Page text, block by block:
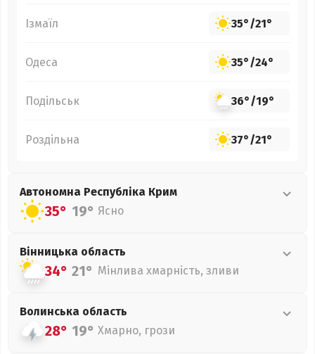
Ізмаїл 35°/21°
Одеса 35°/24°
Подільськ 36°/19°
Роздільна 37°/21°
Автономна Республіка Крим
35° 19° Ясно
Вінницька область
34° 21° Мінлива хмарність, зливи
Волинська область
28° 19° Хмарно, грози